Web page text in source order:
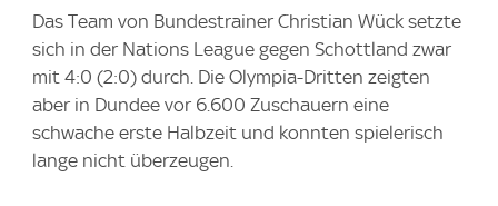
Das Team von Bundestrainer Christian Wück setzte
sich in der Nations League gegen Schottland zwar
mit 4:0 (2:0) durch. Die Olympia-Dritten zeigten
aber in Dundee vor 6.600 Zuschauern eine
schwache erste Halbzeit und konnten spielerisch
lange nicht überzeugen.